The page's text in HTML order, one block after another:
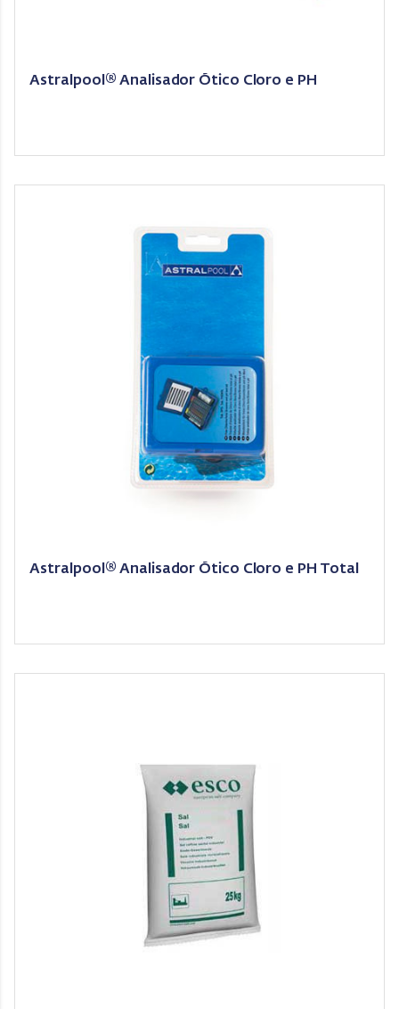
Astralpool® Analisador Ótico Cloro e PH
Astralpool® Analisador Ótico Cloro e PH Total